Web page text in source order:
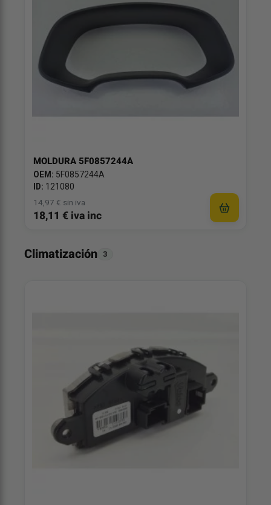
MOLDURA 5F0857244A
OEM: 5F0857244A
ID: 121080
14,97 € sin iva
18,11 € iva inc
Climatización 3